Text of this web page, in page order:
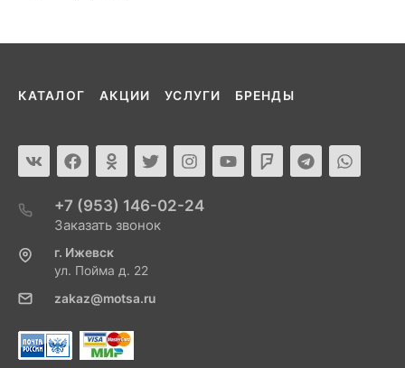
КАТАЛОГ АКЦИИ УСЛУГИ БРЕНДЫ
+7 (953) 146-02-24
Заказать звонок
г. Ижевск
ул. Пойма д. 22
zakaz@motsa.ru